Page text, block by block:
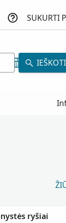
SUKURTI
IEŠKOTI
ryšiai